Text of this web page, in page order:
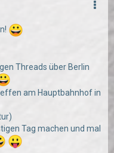
Threads über Berlin
am Hauptbahnhof in
Tag machen und mal